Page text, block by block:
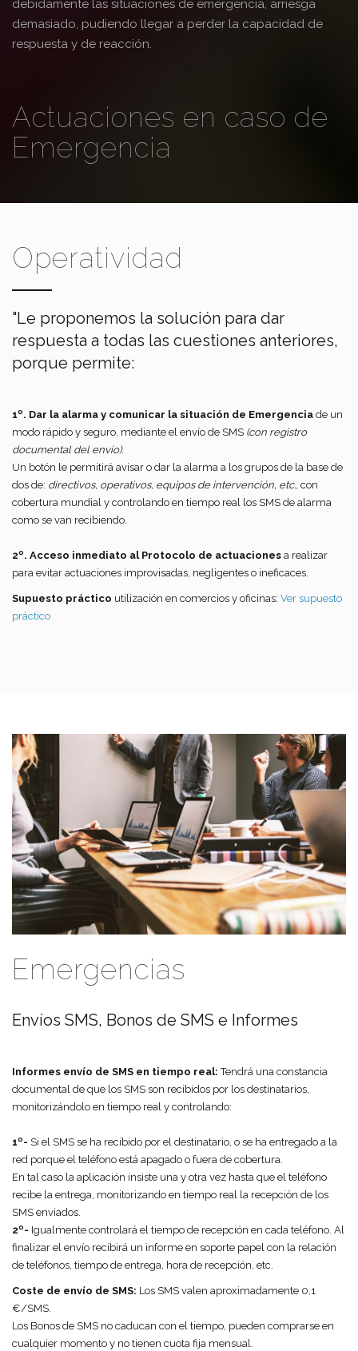
debidamente las situaciones de emergencia, arriesga
demasiado, pudiendo llegar a perder la capacidad de
respuesta y de reacción.
Actuaciones en caso de
Emergencia
Operatividad
"Le proponemos la solución para dar
respuesta a todas las cuestiones anteriores,
porque permite:
1º. Dar la alarma y comunicar la situación de Emergencia de un
modo rápido y seguro, mediante el envío de SMS (con registro
documental del envío).
Un botón le permitirá avisar o dar la alarma a los grupos de la base de
dos de: directivos, operativos, equipos de intervención, etc. , con
cobertura mundial y controlando en tiempo real los SMS de alarma
como se van recibiendo.
2º. Acceso inmediato al Protocolo de actuaciones a realizar
para evitar actuaciones improvisadas, negligentes o ineficaces.
Supuesto práctico utilización en comercios y oficinas: Ver supuesto
práctico
Emergencias
Envíos SMS, Bonos de SMS e Informes
Informes envío de SMS en tiempo real: Tendrá una constancia
documental de que los SMS son recibidos por los destinatarios,
monitorizándolo en tiempo real y controlando:
1º- Si el SMS se ha recibido por el destinatario, o se ha entregado a la
red porque el teléfono está apagado o fuera de cobertura.
En tal caso la aplicación insiste una y otra vez hasta que el teléfono
recibe la entrega, monitorizando en tiempo real la recepción de los
SMS enviados.
2º- Igualmente controlará el tiempo de recepción en cada teléfono. Al
finalizar el envío recibirá un informe en soporte papel con la relación
de teléfonos, tiempo de entrega, hora de recepción, etc.
Coste de envío de SMS: Los SMS valen aproximadamente 0,1
€/SMS.
Los Bonos de SMS no caducan con el tiempo, pueden comprarse en
cualquier momento y no tienen cuota fija mensual.